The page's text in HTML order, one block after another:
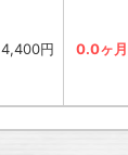
4,400円 0.0ヶ月